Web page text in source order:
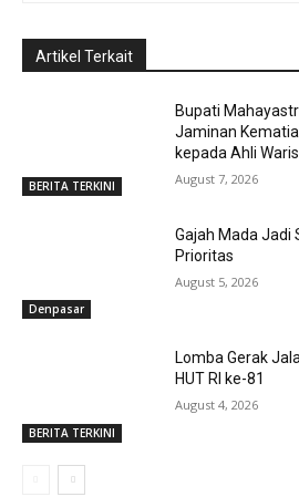
Artikel Terkait
BERITA TERKINI
Bupati
Jaminan
kepada Ahli
August 7, 2026
Denpasar
Gajah Mada Jadi
Prioritas
August 5, 2026
BERITA TERKINI
Lomba Gerak
HUT RI ke-81
August 4, 2026